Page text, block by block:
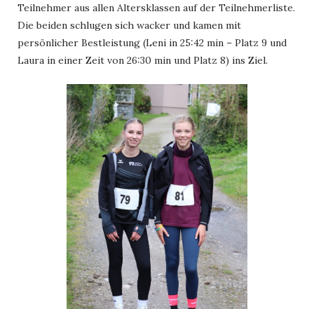
Teilnehmer aus allen Altersklassen auf der Teilnehmerliste.
Die beiden schlugen sich wacker und kamen mit
persönlicher Bestleistung (Leni in 25:42 min – Platz 9 und
Laura in einer Zeit von 26:30 min und Platz 8) ins Ziel.